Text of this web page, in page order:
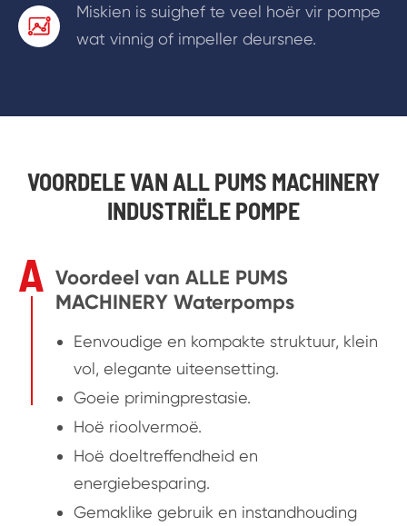

Miskien is suighef te veel hoër vir pompe
wat vinnig of impeller deursnee.
VOORDELE VAN ALL PUMS MACHINERY
INDUSTRIËLE POMPE
A Voordeel van ALLE PUMS
MACHINERY Waterpomps
Eenvoudige en kompakte struktuur, klein
vol, elegante uiteensetting.
Goeie primingprestasie.
Hoë rioolvermoë.
Hoë doeltreffendheid en
energiebesparing.
Gemaklike gebruik en instandhouding